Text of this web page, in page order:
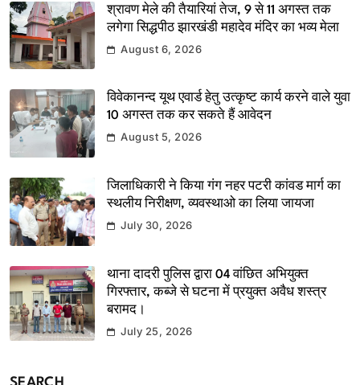
श्रावण मेले की तैयारियां तेज, 9 से 11 अगस्त तक
लगेगा सिद्धपीठ झारखंडी महादेव मंदिर का भव्य मेला
August 6, 2026
विवेकानन्द यूथ एवार्ड हेतु उत्कृष्ट कार्य करने वाले युवा
10 अगस्त तक कर सकते हैं आवेदन
August 5, 2026
जिलाधिकारी ने किया गंग नहर पटरी कांवड मार्ग का
स्थलीय निरीक्षण, व्यवस्थाओ का लिया जायजा
July 30, 2026
थाना दादरी पुलिस द्वारा 04 वांछित अभियुक्त
गिरफ्तार, कब्जे से घटना में प्रयुक्त अवैध शस्त्र
बरामद।
July 25, 2026